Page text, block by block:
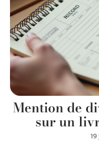
Mention de
sur un